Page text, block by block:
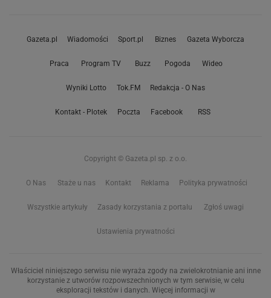
Gazeta.pl Wiadomości Sport.pl Biznes Gazeta Wyborcza
Praca Program TV Buzz Pogoda Wideo
Wyniki Lotto Tok.FM Redakcja - O Nas
Kontakt - Plotek Poczta Facebook RSS
Copyright © Gazeta.pl sp. z o.o.
O Nas Staże u nas Kontakt Reklama Polityka prywatności
Wszystkie artykuły Zasady korzystania z portalu Zgłoś uwagi
Ustawienia prywatności
Właściciel niniejszego serwisu nie wyraża zgody na zwielokrotnianie ani inne
korzystanie z utworów rozpowszechnionych w tym serwisie, w celu
eksploracji tekstów i danych. Więcej informacji w